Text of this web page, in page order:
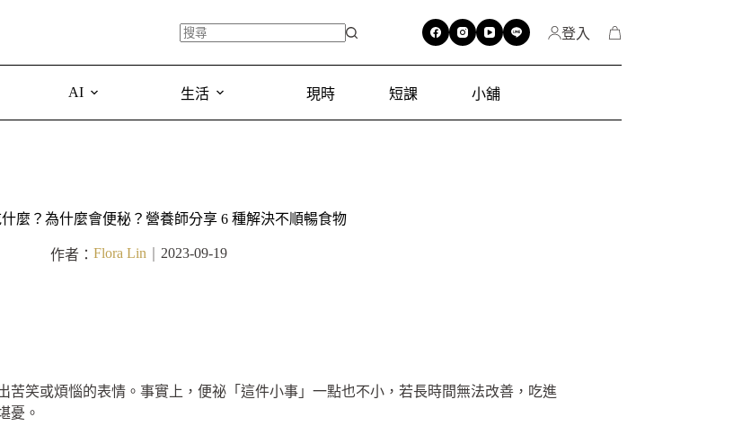
登入
AI 生活 現時 短課 小舖
麼？為什麼會便秘？營養師分享 6 種解決不順暢食物
作者： Flora Lin｜ 2023-09-19
苦笑或煩惱的表情。事實上，便祕「這件小事」一點也不小，若長時間無法改善，吃進
憂。